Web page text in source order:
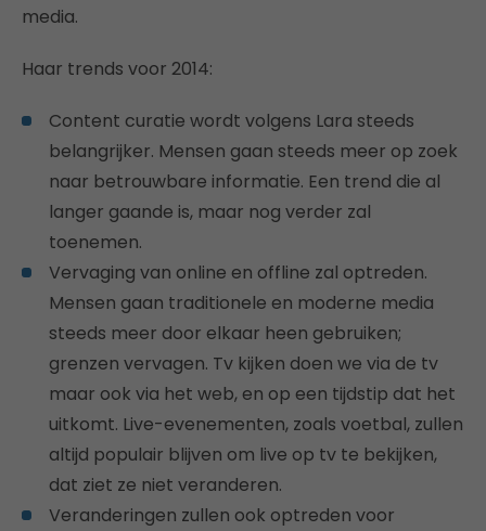
media.
Haar trends voor 2014:
Content curatie wordt volgens Lara steeds
belangrijker. Mensen gaan steeds meer op zoek
naar betrouwbare informatie. Een trend die al
langer gaande is, maar nog verder zal
toenemen.
Vervaging van online en offline zal optreden.
Mensen gaan traditionele en moderne media
steeds meer door elkaar heen gebruiken;
grenzen vervagen. Tv kijken doen we via de tv
maar ook via het web, en op een tijdstip dat het
uitkomt. Live-evenementen, zoals voetbal, zullen
altijd populair blijven om live op tv te bekijken,
dat ziet ze niet veranderen.
Veranderingen zullen ook optreden voor